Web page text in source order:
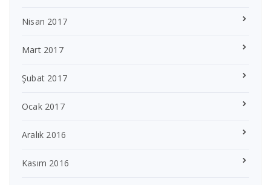
Nisan 2017
Mart 2017
Şubat 2017
Ocak 2017
Aralık 2016
Kasım 2016